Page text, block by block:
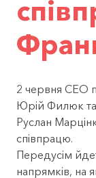
2 червня СЕО
Юрій Филюк та
Руслан
співпрацю.
Передусім
напрямків, на